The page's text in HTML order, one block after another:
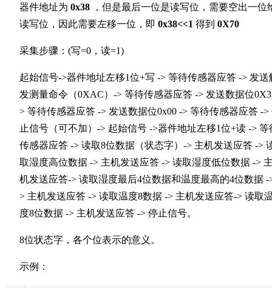
器件地址为 0x38 ，但是最后一位是读写位，需要空出一位
读写位，因此需要左移一位，即 0x38<<1 得到 0X70
采集步骤：(写=0，读=1)
起始信号->器件地址左移1位+写 -> 等待传感器应答 -> 发送
发测量命令（0XAC）-> 等待传感器应答 -> 发送数据位
> 等待传感器应答 -> 发送数据位0x00 -> 等待传感器应答 ->
止信号（可不加）-> 起始信号 ->器件地址左移1位+读 -> 等
传感器应答 -> 读取8位数据（状态字）-> 主机发送应答 ->
取湿度高位数据 -> 主机发送应答 -> 读取湿度低位数据 ->
机发送应答-> 读取湿度最后4位数据和温度最高的4位数据 -
> 主机发送应答 -> 读取温度8数据 -> 主机发送应答-> 读取
度8位数据 -> 主机发送应答 -> 停止信号。
8位状态字，各个位表示的意义。
示例：